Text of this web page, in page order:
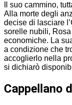
Il suo cammino,
Alla morte degli
decise di lasciare
sorelle nubili,
economiche. La
a condizione che
accoglierlo nella
si dichiarò
Cappellano